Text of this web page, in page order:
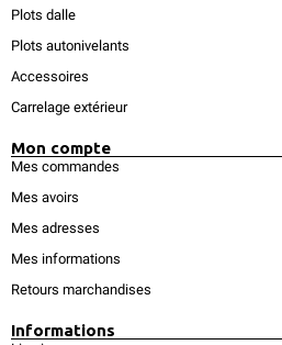
Plots dalle
Plots autonivelants
Accessoires
Carrelage extérieur
Mon compte
Mes commandes
Mes avoirs
Mes adresses
Mes informations
Retours marchandises
Informations